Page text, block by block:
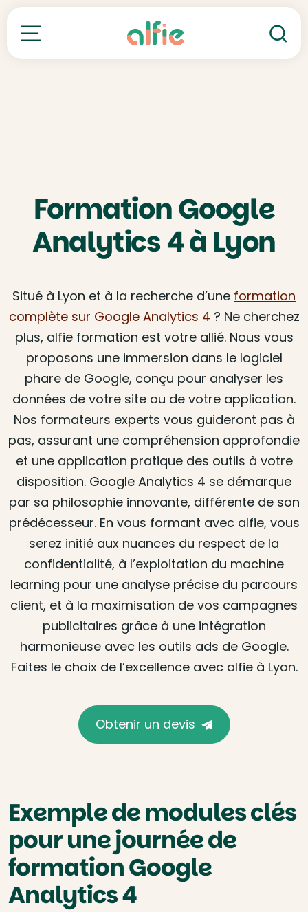
Toutes nos formations
Formation Google
Analytics 4 à Lyon
Situé à Lyon et à la recherche d’une formation
complète sur Google Analytics 4 ? Ne cherchez
plus, alfie formation est votre allié. Nous vous
proposons une immersion dans le logiciel
phare de Google, conçu pour analyser les
données de votre site ou de votre application.
Nos formateurs experts vous guideront pas à
pas, assurant une compréhension approfondie
et une application pratique des outils à votre
disposition. Google Analytics 4 se démarque
par sa philosophie innovante, différente de son
prédécesseur. En vous formant avec alfie, vous
serez initié aux nuances du respect de la
confidentialité, à l’exploitation du machine
learning pour une analyse précise du parcours
client, et à la maximisation de vos campagnes
publicitaires grâce à une intégration
harmonieuse avec les outils ads de Google.
Faites le choix de l’excellence avec alfie à Lyon.
Obtenir un devis
Exemple de modules clés
pour une journée de
formation Google
Analytics 4